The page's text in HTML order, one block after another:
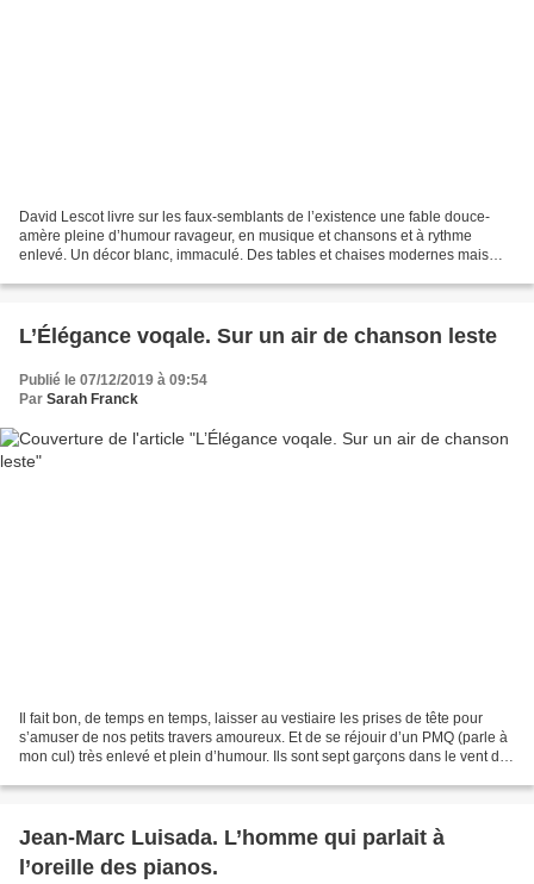
David Lescot livre sur les faux-semblants de l’existence une fable douce-
amère pleine d’humour ravageur, en musique et chansons et à rythme
enlevé. Un décor blanc, immaculé. Des tables et chaises modernes mais
L’Élégance voqale. Sur un air de chanson leste
Publié le 07/12/2019 à 09:54
Par Sarah Franck
Il fait bon, de temps en temps, laisser au vestiaire les prises de tête pour
s’amuser de nos petits travers amoureux. Et de se réjouir d’un PMQ (parle à
mon cul) très enlevé et plein d’humour. Ils sont sept garçons dans le vent de
Jean-Marc Luisada. L’homme qui parlait à
l’oreille des pianos.